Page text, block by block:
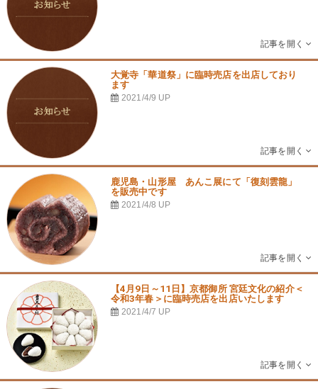
大覚寺「華道祭」に臨時売店を出店しており
ます
2021/4/9 UP
鹿児島・山形屋　あんこ展にて「復刻雲龍」
を販売中です
2021/4/8 UP
【4月9日～11日】京都御所 宮廷文化の紹介＜
令和3年春＞に臨時売店を出店いたします
2021/4/7 UP